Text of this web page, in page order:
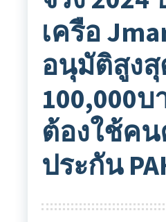
เครือ
อนุมัติสูง
100,000บ
ต้องใช้ค
ประกัน